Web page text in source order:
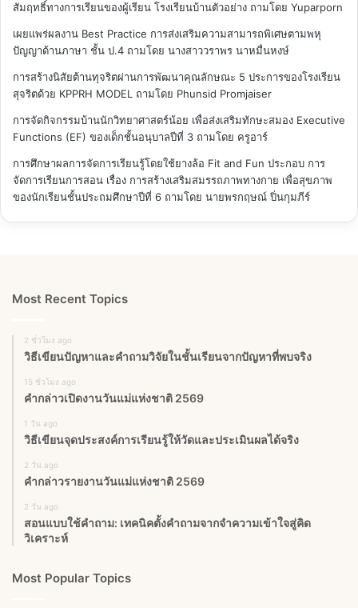
สัมฤทธิ์ทางการเรียนของผู้เรียน โรงเรียนบ้านตัวอย่าง ถามโดย Yuparporn
เผยแพร่ผลงาน Best Practice การส่งเสริมความสามารถพิเศษตามพหุ
ปัญญาด้านภาษา ชั้น ป.4 ถามโดย นางสาววราพร นาหมื่นหงษ์
การสร้างนิสัยต้านทุจริตผ่านการพัฒนาคุณลักษณะ 5 ประการของโรงเรียน
สุจริตด้วย KPPRH MODEL ถามโดย Phunsid Promjaiser
การจัดกิจกรรมบ้านนักวิทยาศาสตร์น้อย เพื่อส่งเสริมทักษะสมอง Executive
Functions (EF) ของเด็กชั้นอนุบาลปีที่ 3 ถามโดย ครูอาร์
การศึกษาผลการจัดการเรียนรู้โดยใช้ยางล้อ Fit and Fun ประกอบ การ
จัดการเรียนการสอน เรื่อง การสร้างเสริมสมรรถภาพทางกาย เพื่อสุขภาพ
ของนักเรียนชั้นประถมศึกษาปีที่ 6 ถามโดย นายพรกฤษณ์ ปิ่นกุมภีร์
Most Recent Topics
2 ชั่วโมง ago
วิธีเขียนปัญหาและคำถามวิจัยในชั้นเรียนจากปัญหาที่พบจริง
15 ชั่วโมง ago
คำกล่าวเปิดงานวันแม่แห่งชาติ 2569
1 วัน ago
วิธีเขียนจุดประสงค์การเรียนรู้ให้วัดและประเมินผลได้จริง
2 วัน ago
คำกล่าวรายงานวันแม่แห่งชาติ 2569
2 วัน ago
สอนแบบใช้คำถาม: เทคนิคตั้งคำถามจากจำความเข้าใจสู่คิด
วิเคราะห์
Most Popular Topics